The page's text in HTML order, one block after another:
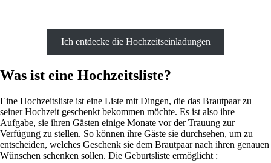
Ich entdecke die Hochzeitseinladungen
Was ist eine Hochzeitsliste?
Eine Hochzeitsliste ist eine Liste mit Dingen, die das Brautpaar zu
seiner Hochzeit geschenkt bekommen möchte. Es ist also ihre
Aufgabe, sie ihren Gästen einige Monate vor der Trauung zur
Verfügung zu stellen. So können ihre Gäste sie durchsehen, um zu
entscheiden, welches Geschenk sie dem Brautpaar nach ihren genauen
Wünschen schenken sollen. Die Geburtsliste ermöglicht :